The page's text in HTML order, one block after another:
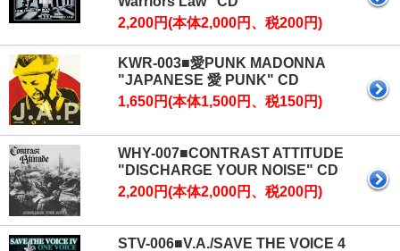
2,200円(本体2,000円、税200円)
KWR-003■愛PUNK MADONNA
"JAPANESE 愛 PUNK" CD
1,650円(本体1,500円、税150円)
WHY-007■CONTRAST ATTITUDE
"DISCHARGE YOUR NOISE" CD
2,200円(本体2,000円、税200円)
STV-006■V.A./SAVE THE VOICE 4